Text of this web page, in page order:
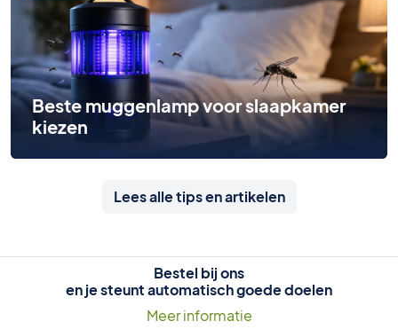
Beste muggenlamp voor slaapkamer
kiezen
Lees alle tips en artikelen
Bestel bij ons
en je steunt automatisch goede doelen
Meer informatie